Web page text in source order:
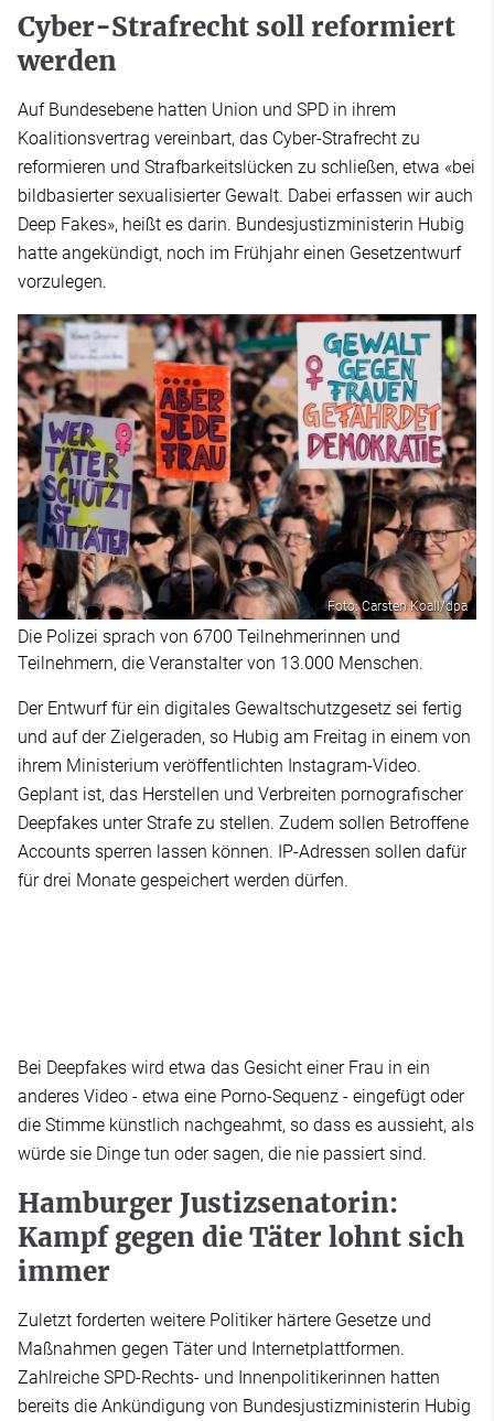
Cyber-Strafrecht soll reformiert
werden
Auf Bundesebene hatten Union und SPD in ihrem
Koalitionsvertrag vereinbart, das Cyber-Strafrecht zu
reformieren und Strafbarkeitslücken zu schließen, etwa «bei
bildbasierter sexualisierter Gewalt. Dabei erfassen wir auch
Deep Fakes», heißt es darin. Bundesjustizministerin Hubig
hatte angekündigt, noch im Frühjahr einen Gesetzentwurf
vorzulegen.
Foto: Carsten Koall/dpa
Die Polizei sprach von 6700 Teilnehmerinnen und
Teilnehmern, die Veranstalter von 13.000 Menschen.
Der Entwurf für ein digitales Gewaltschutzgesetz sei fertig
und auf der Zielgeraden, so Hubig am Freitag in einem von
ihrem Ministerium veröffentlichten Instagram-Video.
Geplant ist, das Herstellen und Verbreiten pornografischer
Deepfakes unter Strafe zu stellen. Zudem sollen Betroffene
Accounts sperren lassen können. IP-Adressen sollen dafür
für drei Monate gespeichert werden dürfen.
Bei Deepfakes wird etwa das Gesicht einer Frau in ein
anderes Video - etwa eine Porno-Sequenz - eingefügt oder
die Stimme künstlich nachgeahmt, so dass es aussieht, als
würde sie Dinge tun oder sagen, die nie passiert sind.
Hamburger Justizsenatorin:
Kampf gegen die Täter lohnt sich
immer
Zuletzt forderten weitere Politiker härtere Gesetze und
Maßnahmen gegen Täter und Internetplattformen.
Zahlreiche SPD-Rechts- und Innenpolitikerinnen hatten
bereits die Ankündigung von Bundesjustizministerin Hubig